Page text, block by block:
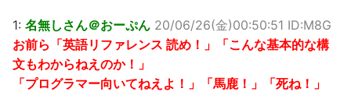
1: 名無しさん＠おーぷん 20/06/26(金)00:50:51 ID:M8G
お前ら「英語リファレンス 読め！」「こんな基本的な構
文もわからねえのか！」
「プログラマー向いてねえよ！」「馬鹿！」「死ね！」